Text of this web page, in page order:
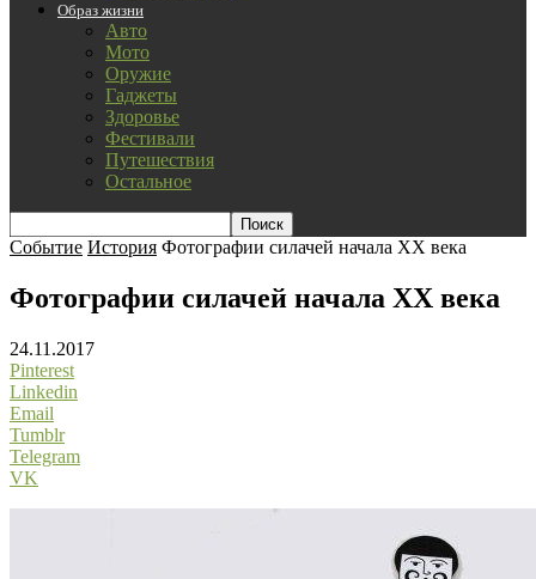
Образ жизни
Авто
Мото
Оружие
Гаджеты
Здоровье
Фестивали
Путешествия
Остальное
Событие История Фотографии силачей начала XX века
Фотографии силачей начала XX века
24.11.2017
Pinterest
Linkedin
Email
Tumblr
Telegram
VK